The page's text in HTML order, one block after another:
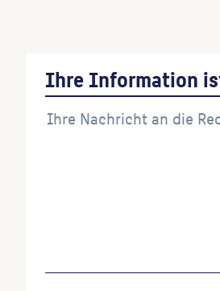
Ihre Information